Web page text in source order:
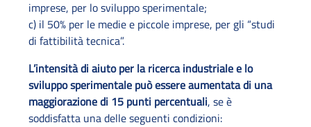
imprese, per lo sviluppo sperimentale;
c) il 50% per le medie e piccole imprese, per gli “studi
di fattibilità tecnica”.
L’intensità di aiuto per la ricerca industriale e lo
sviluppo sperimentale può essere aumentata di una
maggiorazione di 15 punti percentuali, se è
soddisfatta una delle seguenti condizioni: